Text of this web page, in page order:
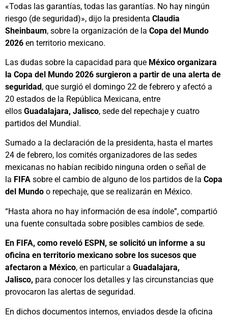
«Todas las garantías, todas las garantías. No hay ningún
riesgo (de seguridad)», dijo la presidenta Claudia
Sheinbaum, sobre la organización de la Copa del Mundo
2026 en territorio mexicano.
Las dudas sobre la capacidad para que México organizara
la Copa del Mundo 2026 surgieron a partir de una alerta de
seguridad, que surgió el domingo 22 de febrero y afectó a
20 estados de la República Mexicana, entre
ellos Guadalajara, Jalisco, sede del repechaje y cuatro
partidos del Mundial.
Sumado a la declaración de la presidenta, hasta el martes
24 de febrero, los comités organizadores de las sedes
mexicanas no habían recibido ninguna orden o señal de
la FIFA sobre el cambio de alguno de los partidos de la Copa
del Mundo o repechaje, que se realizarán en México.
“Hasta ahora no hay información de esa índole”, compartió
una fuente consultada sobre posibles cambios de sede.
En FIFA, como reveló ESPN, se solicitó un informe a su
oficina en territorio mexicano sobre los sucesos que
afectaron a México, en particular a Guadalajara,
Jalisco, para conocer los detalles y las circunstancias que
provocaron las alertas de seguridad.
En dichos documentos internos, enviados desde la oficina